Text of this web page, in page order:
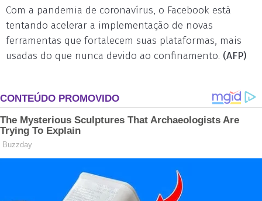
Com a pandemia de coronavírus, o Facebook está
tentando acelerar a implementação de novas
ferramentas que fortalecem suas plataformas, mais
usadas do que nunca devido ao confinamento. (AFP)